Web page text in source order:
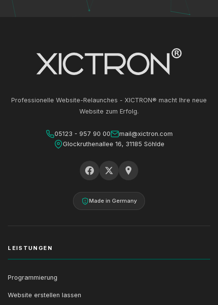
Professionelle Website-Relaunches - XICTRON® macht Ihre neue
Website zum Erfolg.
05123 - 957 90 00
mail@xictron.com
Glockruthenallee 16, 31185 Söhlde
Made in Germany
LEISTUNGEN
Programmierung
Website erstellen lassen